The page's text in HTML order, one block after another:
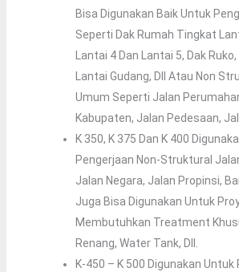
Bisa Digunakan Baik Untuk
Seperti Dak Rumah Tingkat
Lantai 4 Dan Lantai 5, Dak
Lantai Gudang, Dll Atau Non
Umum Seperti Jalan
Kabupaten, Jalan Pedesaan,
K 350, K 375 Dan K 400
Pengerjaan Non-Struktural
Jalan Negara, Jalan Propinsi,
Juga Bisa Digunakan Untuk
Membutuhkan Treatment
Renang, Water Tank, Dll.
K-450 – K 500 Digunakan Untuk